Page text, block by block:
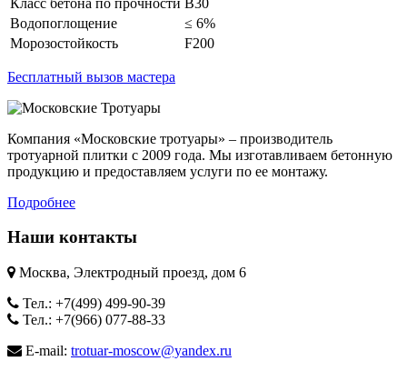
Водопоглощение
≤ 6%
Морозостойкость
F200
Бесплатный вызов мастера
Компания «Московские тротуары» – производитель
тротуарной плитки с 2009 года. Мы изготавливаем бетонную
продукцию и предоставляем услуги по ее монтажу.
Подробнее
Наши контакты
Москва, Электродный проезд, дом 6
Тел.: +7(499) 499-90-39
Тел.: +7(966) 077-88-33
E-mail: trotuar-moscow@yandex.ru